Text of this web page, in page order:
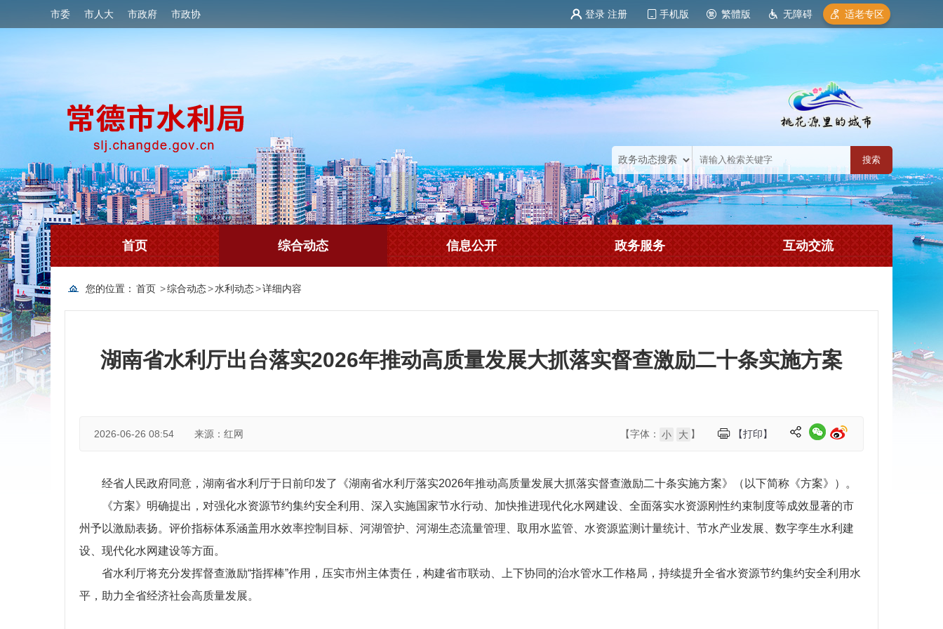
市委 市人大 市政府 市政协 登录 注册 手机版 繁體版 无障碍 适老专区
首页 综合动态 信息公开 政务服务 互动交流
您的位置： 首页 >综合动态>水利动态>详细内容
湖南省水利厅出台落实2026年推动高质量发展大抓落实督查激励二十条实施方案
2026-06-26 08:54 来源：红网 【打印】
【字体： 小 大 】
经省人民政府同意，湖南省水利厅于日前印发了《湖南省水利厅落实2026年推动高质量发展大抓落实督查激励二十条实施方案》（以下简称《方案》）。
《方案》明确提出，对强化水资源节约集约安全利用、深入实施国家节水行动、加快推进现代化水网建设、全面落实水资源刚性约束制度等成效显著的市
州予以激励表扬。评价指标体系涵盖用水效率控制目标、河湖管护、河湖生态流量管理、取用水监管、水资源监测计量统计、节水产业发展、数字孪生水利建
设、现代化水网建设等方面。
省水利厅将充分发挥督查激励“指挥棒”作用，压实市州主体责任，构建省市联动、上下协同的治水管水工作格局，持续提升全省水资源节约集约安全利用水
平，助力全省经济社会高质量发展。